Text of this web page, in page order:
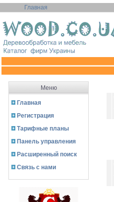
Главная
Меню
Главная
Регистрация
Тарифные планы
Панель управления
Расширенный поиск
Связь с нами